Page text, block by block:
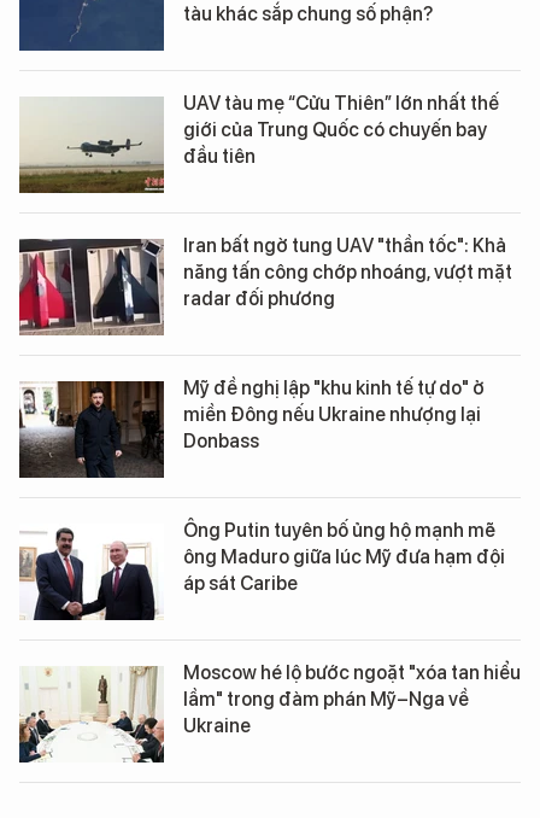
tàu khác sắp chung số phận?
UAV tàu mẹ “Cửu Thiên” lớn nhất thế
giới của Trung Quốc có chuyến bay
đầu tiên
Iran bất ngờ tung UAV "thần tốc": Khả
năng tấn công chớp nhoáng, vượt mặt
radar đối phương
Mỹ đề nghị lập "khu kinh tế tự do" ở
miền Đông nếu Ukraine nhượng lại
Donbass
Ông Putin tuyên bố ủng hộ mạnh mẽ
ông Maduro giữa lúc Mỹ đưa hạm đội
áp sát Caribe
Moscow hé lộ bước ngoặt "xóa tan hiểu
lầm" trong đàm phán Mỹ–Nga về
Ukraine